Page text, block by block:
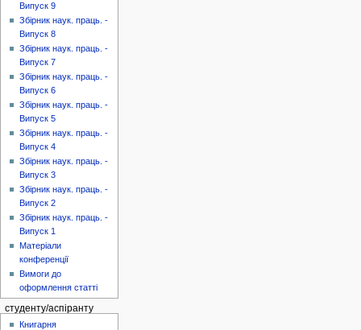
Випуск 9
Збірник наук. праць. -
Випуск 8
Збірник наук. праць. -
Випуск 7
Збірник наук. праць. -
Випуск 6
Збірник наук. праць. -
Випуск 5
Збірник наук. праць. -
Випуск 4
Збірник наук. праць. -
Випуск 3
Збірник наук. праць. -
Випуск 2
Збірник наук. праць. -
Випуск 1
Матеріали
конференції
Вимоги до
оформлення статті
студенту/аспіранту
Книгарня